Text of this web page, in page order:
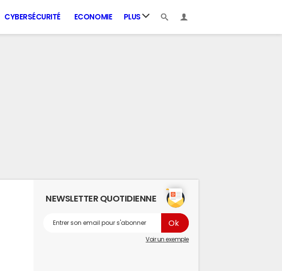
CYBERSÉCURITÉ ECONOMIE PLUS
NEWSLETTER QUOTIDIENNE
Voir un exemple